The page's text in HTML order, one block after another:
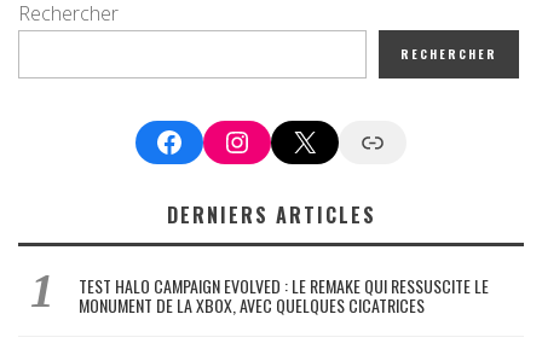
Rechercher
RECHERCHER
FacebookInstagram
X Google News
DERNIERS ARTICLES
TEST HALO CAMPAIGN EVOLVED : LE REMAKE QUI RESSUSCITE LE
MONUMENT DE LA XBOX, AVEC QUELQUES CICATRICES